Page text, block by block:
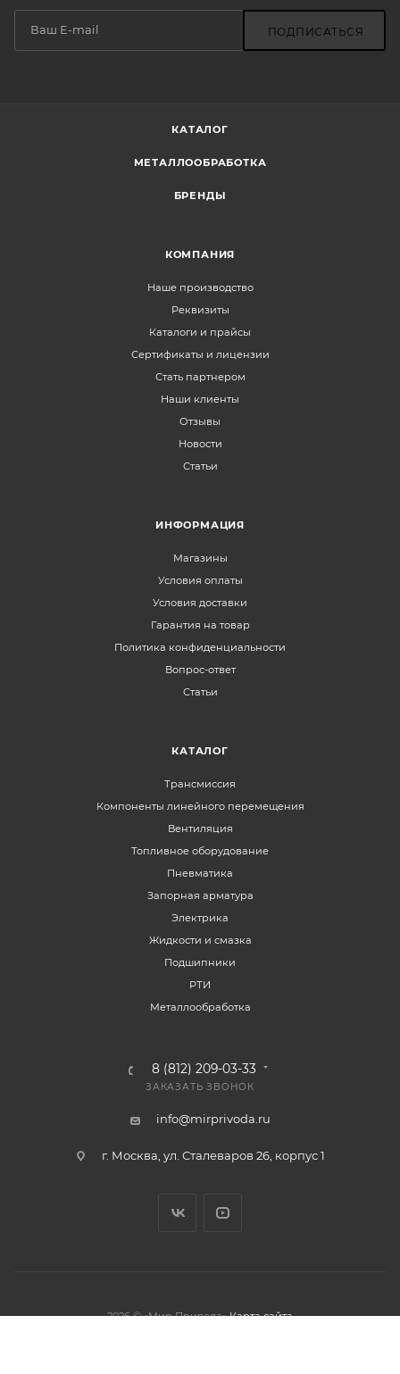
ПОДПИСАТЬСЯ
КАТАЛОГ
МЕТАЛЛООБРАБОТКА
БРЕНДЫ
КОМПАНИЯ
Наше производство
Реквизиты
Каталоги и прайсы
Сертификаты и лицензии
Стать партнером
Наши клиенты
Отзывы
Новости
Статьи
ИНФОРМАЦИЯ
Магазины
Условия оплаты
Условия доставки
Гарантия на товар
Политика конфиденциальности
Вопрос-ответ
Статьи
КАТАЛОГ
Трансмиссия
Компоненты линейного перемещения
Вентиляция
Топливное оборудование
Пневматика
Запорная арматура
Электрика
Жидкости и смазка
Подшипники
РТИ
Металлообработка
8 (812) 209-03-33
ЗАКАЗАТЬ ЗВОНОК
info@mirprivoda.ru
г. Москва, ул. Сталеваров 26, корпус 1
2026 © «Мир Привода» Карта сайта